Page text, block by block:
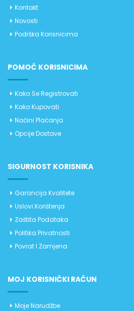
Kontakt
Novosti
Podrška Korisnicima
POMOĆ KORISNICIMA
Kako Se Registrovati
Kako Kupovati
Načini Plaćanja
Opcije Dostave
SIGURNOST KORISNIKA
Garancija Kvalitete
Uslovi Korištenja
Zaštita Podataka
Politika Privatnosti
Povrat I Zamjena
MOJ KORISNIČKI RAČUN
Moje Narudžbe